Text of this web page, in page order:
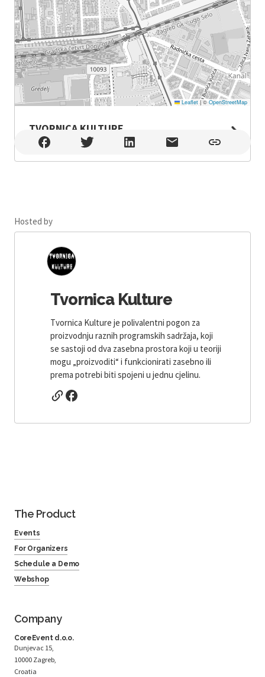
Leaflet |© OpenStreetMap
TVORNICA KULTURE
TVORNICA KULTURE , Zagreb
Hosted by
Tvornica Kulture
Tvornica Kulture je polivalentni pogon za
proizvodnju raznih programskih sadržaja, koji
se sastoji od dva zasebna prostora koji u teoriji
mogu „proizvoditi“ i funkcionirati zasebno ili
prema potrebi biti spojeni u jednu cjelinu.
The Product
Events
For Organizers
Schedule a Demo
Webshop
Company
CoreEvent d.o.o.
Dunjevac 15,
10000 Zagreb,
Croatia